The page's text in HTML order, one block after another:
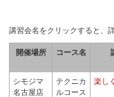
講習会名をクリックすると、
開催場所 コース名
シモジマ
名古屋店
テクニカ
ルコース
楽し